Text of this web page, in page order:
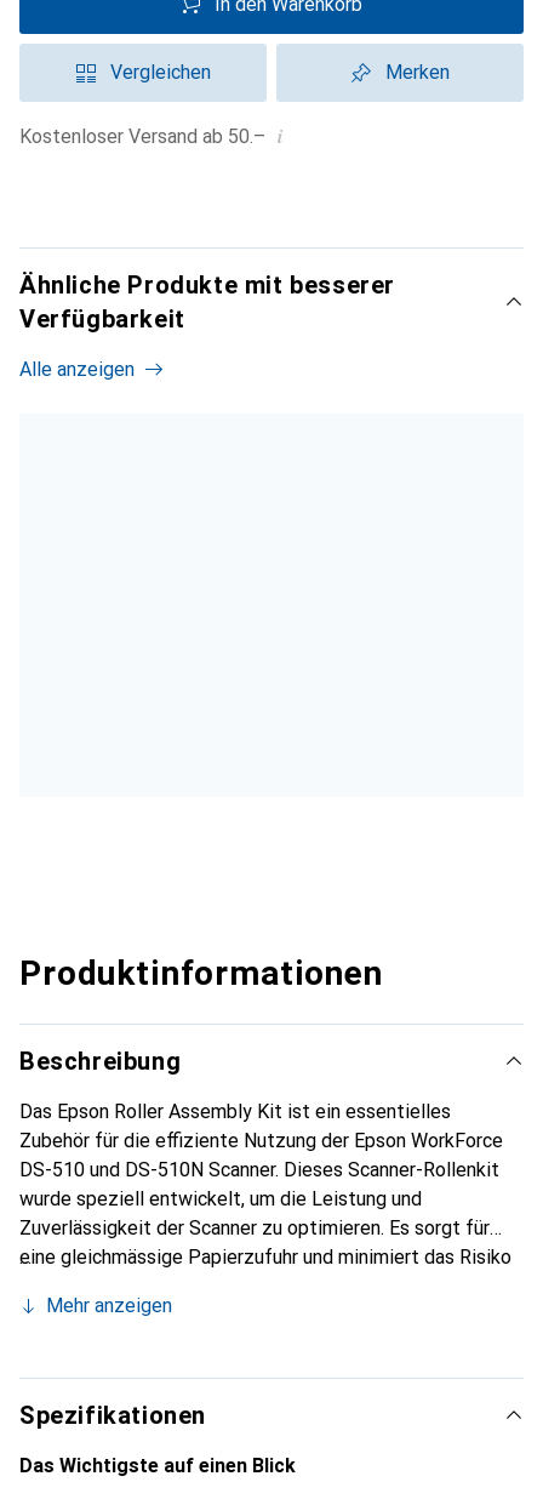
Vergleichen Merken
Kostenloser Versand ab 50.– i
Ähnliche Produkte mit besserer
Verfügbarkeit
Alle anzeigen
Produktinformationen
Beschreibung
Das Epson Roller Assembly Kit ist ein essentielles
Zubehör für die effiziente Nutzung der Epson WorkForce
DS-510 und DS-510N Scanner. Dieses Scanner-Rollenkit
wurde speziell entwickelt, um die Leistung und
Zuverlässigkeit der Scanner zu optimieren. Es sorgt für
eine gleichmässige Papierzufuhr und minimiert das Risiko
einfache Installation ermöglicht es den Nutzenden, das Kit
Scanner sofort wieder einsatzbereit ist. Das Kit ist nicht
nur für die DS-510 und DS-510N Modelle geeignet,
sondern auch kompatibel mit weiteren Modellen der DS-
Serie, was es zu einer vielseitigen Lösung für
Mehr anzeigen
Spezifikationen
Das Wichtigste auf einen Blick